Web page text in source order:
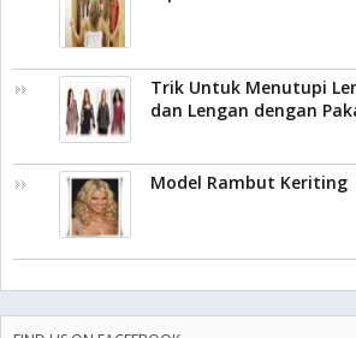
Trik Untuk Menutupi
dan Lengan dengan
Model Rambut Keriting